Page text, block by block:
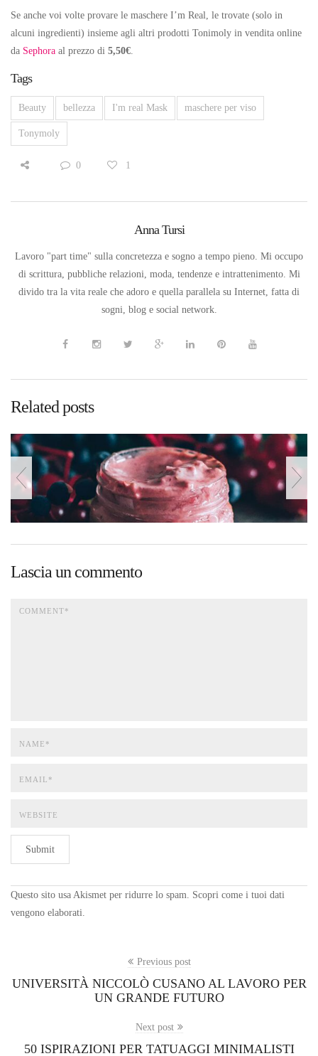
Se anche voi volte provare le maschere I’m Real, le trovate (solo in
alcuni ingredienti) insieme agli altri prodotti Tonimoly in vendita online
da Sephora al prezzo di 5,50€
Tags
Beauty bellezza I'm real Mask maschere per viso
Tonymoly
0 1
Anna Tursi
Lavoro "part time" sulla concretezza e sogno a tempo pieno. Mi occupo
di scrittura, pubbliche relazioni, moda, tendenze e intrattenimento. Mi
divido tra la vita reale che adoro e quella parallela su Internet, fatta di
sogni, blog e social network.
Related posts
Lascia un commento
Submit
Questo sito usa Akismet per ridurre lo spam. Scopri come i tuoi dati
vengono elaborati
Previous post
UNIVERSITÀ NICCOLÒ CUSANO AL LAVORO PER
UN GRANDE FUTURO
Next post
50 ISPIRAZIONI PER TATUAGGI MINIMALISTI